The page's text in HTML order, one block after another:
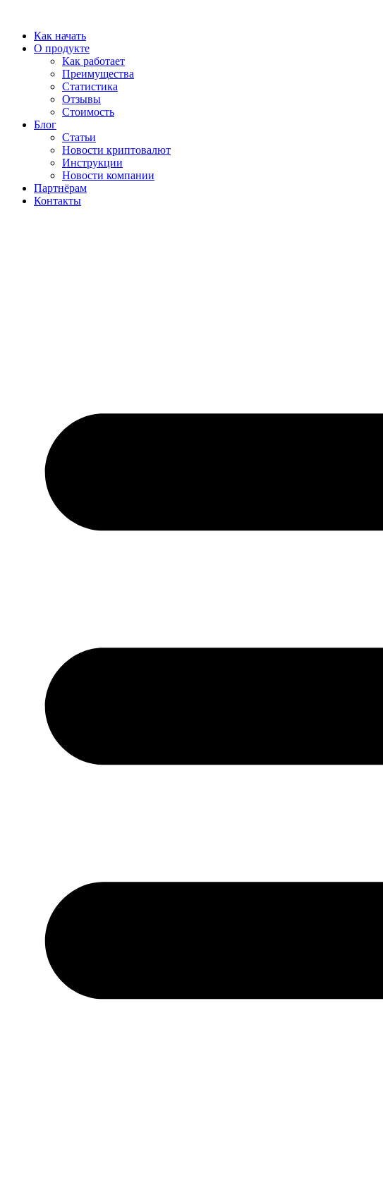
содержимому
Как начать
О продукте
Как работает
Преимущества
Статистика
Отзывы
Стоимость
Блог
Статьи
Новости криптовалют
Инструкции
Новости компании
Партнёрам
Контакты